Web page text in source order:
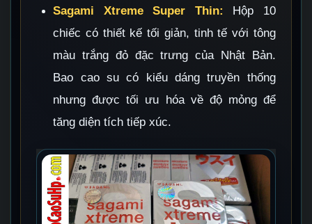
Sagami Xtreme Super Thin: Hộp 10
chiếc có thiết kế tối giản, tinh tế với tông
màu trắng đỏ đặc trưng của Nhật Bản.
Bao cao su có kiểu dáng truyền thống
nhưng được tối ưu hóa về độ mỏng để
tăng diện tích tiếp xúc.